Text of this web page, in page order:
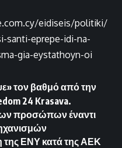
eidiseis/politiki/
santi-eprepe-idi-na-
gia-eystathoyn-oi
τον βαθμό από την
24 Krasava.
προσώπων έναντι
της ΕΝΥ κατά της ΑΕΚ